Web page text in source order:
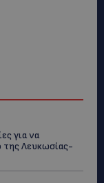
για να
της Λευκωσίας-